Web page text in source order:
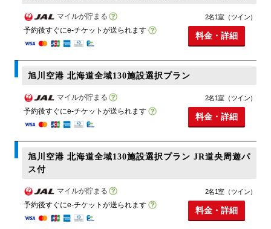
マイルが貯まる
予約後すぐにe-チケットが送られます
2名1室（ツイン）
料金・詳細
旭川空港 北海道全域130施設選択プラン
マイルが貯まる
予約後すぐにe-チケットが送られます
2名1室（ツイン）
料金・詳細
旭川空港 北海道全域130施設選択プラン JR道央周遊パ
ス付
マイルが貯まる
予約後すぐにe-チケットが送られます
2名1室（ツイン）
料金・詳細